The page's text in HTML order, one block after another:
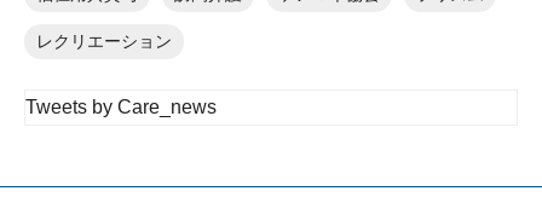
レクリエーション
Tweets by Care_news